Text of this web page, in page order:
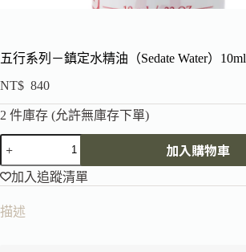
五行系列－鎮定水精油（Sedate Water）10ml
NT$ 840
2 件庫存 (允許無庫存下單)
加入購物車
加入追蹤清單
描述